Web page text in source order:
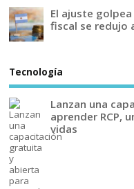
El ajuste
fiscal se redujo
Tecnología
Lanzan una
aprender RCP,
vidas